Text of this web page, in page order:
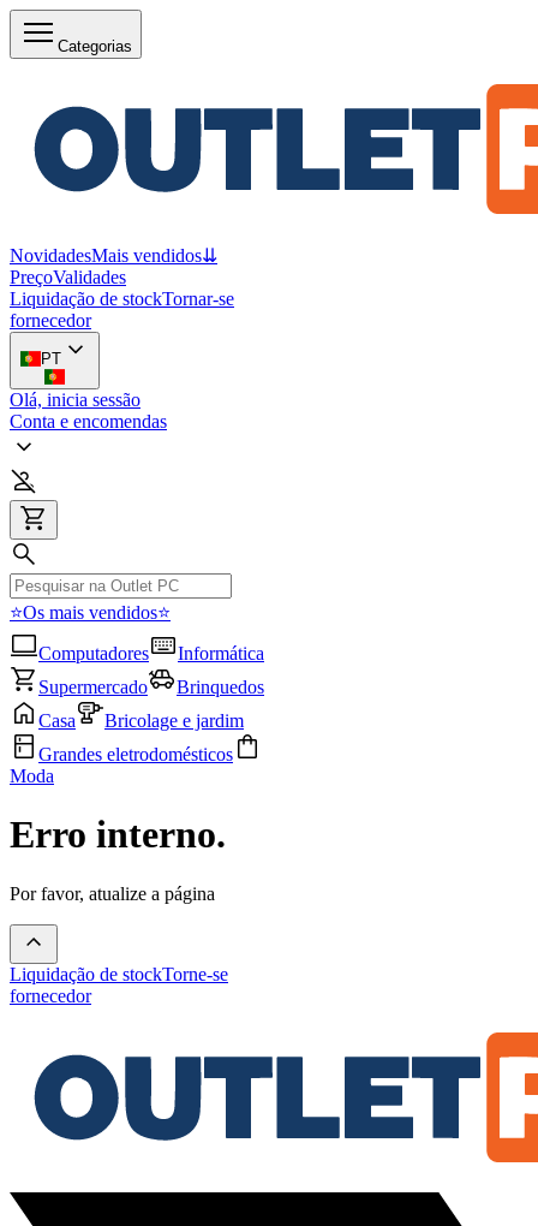
Categorias
NovidadesMais vendidos⇊
PreçoValidades
Liquidação de stockTornar-se
fornecedor
PT
Olá, inicia sessão
Conta e encomendas
⭐Os mais vendidos⭐
Computadores
Informática
Supermercado
Brinquedos
Casa
Bricolage e jardim
Grandes eletrodomésticos
Moda
Erro interno.
Por favor, atualize a página
Liquidação de stockTorne-se
fornecedor